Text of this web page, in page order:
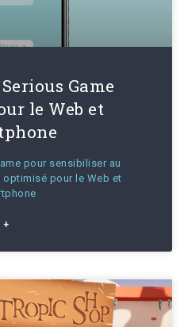
Game
le Web et
pour sensibiliser au
pour le Web et
+